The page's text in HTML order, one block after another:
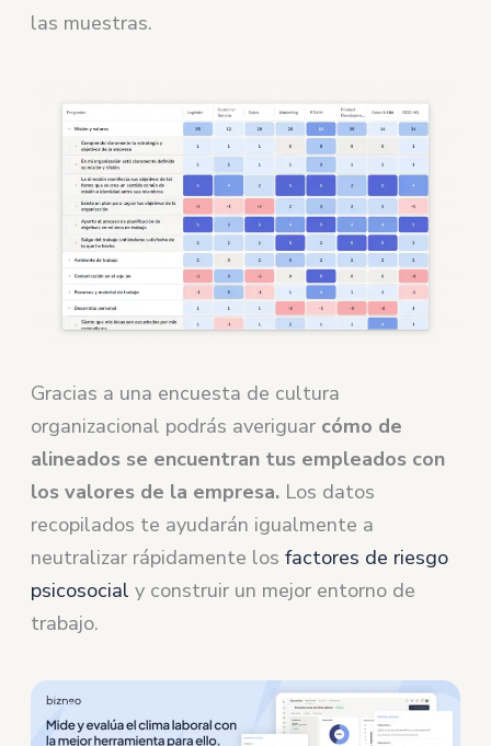
las muestras.
Gracias a una encuesta de cultura
organizacional podrás averiguar cómo de
alineados se encuentran tus empleados con
los valores de la empresa. Los datos
recopilados te ayudarán igualmente a
neutralizar rápidamente losfactores de riesgo
psicosocial y construir un mejor entorno de
trabajo.